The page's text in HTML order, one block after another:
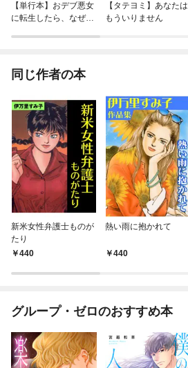
【単行本】おデブ悪女
に転生したら、なぜか
【タテヨミ】あなたは
もういりません
同じ作者の本
新米女性弁護士ものが
たり
440
熱い雨に抱かれて
440
グループ・ゼロのおすすめ本